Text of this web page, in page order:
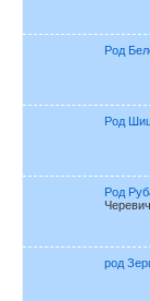
Род
Род
Род
род